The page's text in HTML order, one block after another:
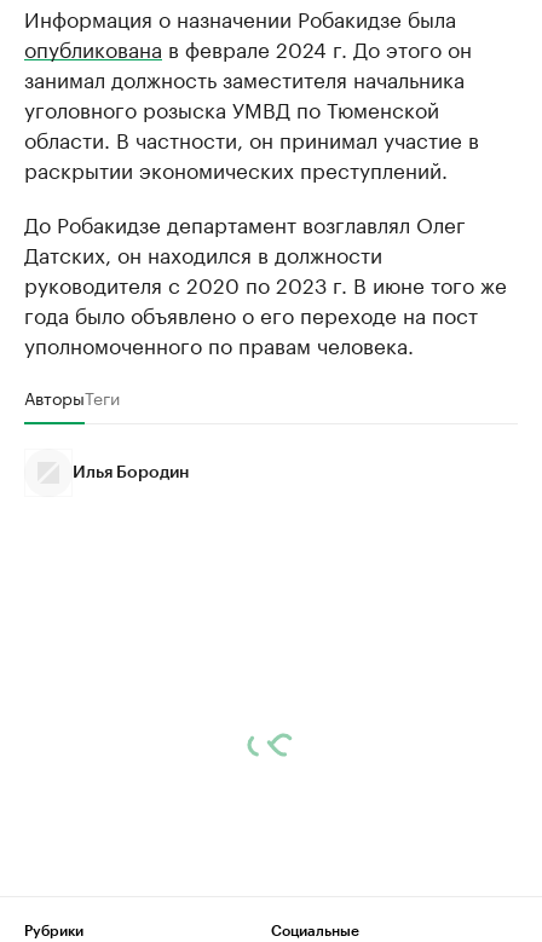
Информация о назначении Робакидзе была
опубликована в феврале 2024 г. До этого он
занимал должность заместителя начальника
уголовного розыска УМВД по Тюменской
области. В частности, он принимал участие в
раскрытии экономических преступлений.
До Робакидзе департамент возглавлял Олег
Датских, он находился в должности
руководителя с 2020 по 2023 г. В июне того же
года было объявлено о его переходе на пост
уполномоченного по правам человека.
АвторыТеги
Илья Бородин
Рубрики
Социальные